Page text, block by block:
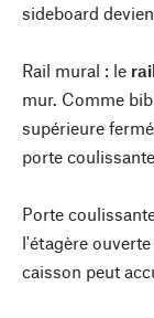
sideboard
Rail mural : le
mur. Comme
supérieure
porte
Porte
l'étagère
caisson peut